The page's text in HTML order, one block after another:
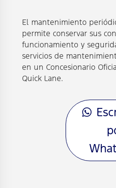
El mantenimiento
permite conservar sus
funcionamiento y
servicios de
en un Concesionario
Quick Lane.